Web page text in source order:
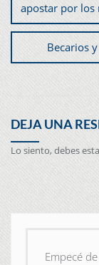
apostar por los
Becarios
DEJA UNA
Lo siento, debes
Empecé